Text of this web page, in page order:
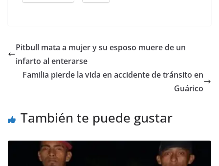
Pitbull mata a mujer y su esposo muere de un
infarto al enterarse
Familia pierde la vida en accidente de tránsito en
Guárico
También te puede gustar